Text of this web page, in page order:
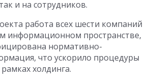
и на сотрудников.
работа всех шести компаний
информационном пространстве,
нормативно-
что ускорило процедуры
холдинга.